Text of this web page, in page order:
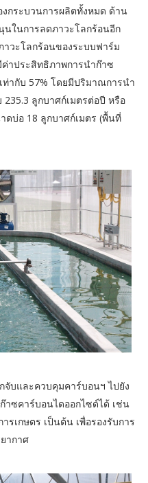
งกระบวนการผลิตทั้งหมด ด้าน
ในการลดภาวะโลกร้อนอีก
าวะโลกร้อนของระบบฟาร์ม
าประสิทธิภาพการนำก๊าซ
ากับ 57% โดยมีปริมาณการนำ
ลูกบาศก์เมตรต่อปี หรือ
ดบ่อ 18 ลูกบาศก์เมตร (พื้นที่
จับและควบคุมคาร์บอนฯ ไปยัง
าซคาร์บอนไดออกไซด์ได้ เช่น
รเกษตร เป็นต้น เพื่อรองรับการ
ากาศ